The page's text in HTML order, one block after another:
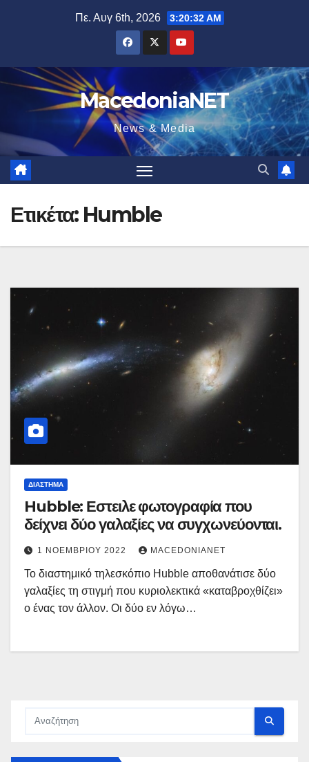
Πε. Αυγ 6th, 2026 3:20:33 AM
MacedoniaNET
News & Media
Ετικέτα: Humble
ΔΙΆΣΤΗΜΑ
Hubble: Εστειλε φωτογραφία που
δείχνει δύο γαλαξίες να συγχωνεύονται.
1 ΝΟΕΜΒΡΊΟΥ 2022 MACEDONIANET
Το διαστημικό τηλεσκόπιο Hubble αποθανάτισε δύο
γαλαξίες τη στιγμή που κυριολεκτικά «καταβροχθίζει»
ο ένας τον άλλον. Οι δύο εν λόγω…